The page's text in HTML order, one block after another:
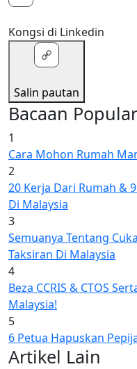
Kongsi di Linkedin
Salin pautan
Bacaan Popular
1
Cara Mohon Rumah
2
20 Kerja Dari Rumah &
Di Malaysia
3
Semuanya Tentang
Taksiran Di Malaysia
4
Beza CCRIS & CTOS
Malaysia!
5
6 Petua Hapuskan
Artikel Lain